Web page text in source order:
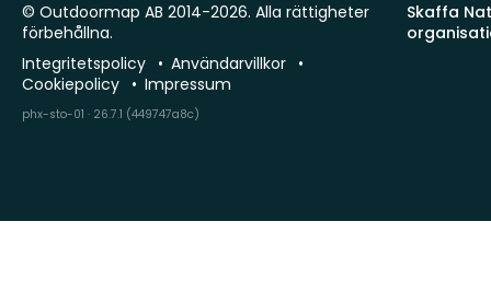
Skaffa
© Outdoormap AB 2014-2026. Alla rättigheter
förbehållna.
Integritetspolicy
Användarvillkor
Cookiepolicy
Impressum
phx-sto-01 · 26.7.1 (449747a8c)